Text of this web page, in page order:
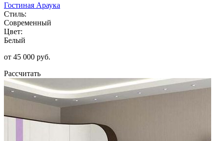
Гостиная Араука
Стиль:
Современный
Цвет:
Белый
от 45 000 руб.
Рассчитать